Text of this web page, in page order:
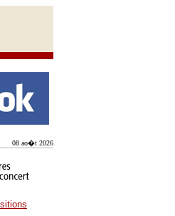
08 ao�t 2026